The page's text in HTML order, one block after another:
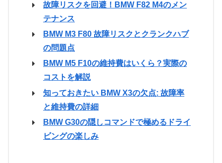
故障リスクを回避！BMW F82 M4のメン
テナンス
BMW M3 F80 故障リスクとクランクハブ
の問題点
BMW M5 F10の維持費はいくら？実際の
コストを解説
知っておきたい BMW X3の欠点: 故障率
と維持費の詳細
BMW G30の隠しコマンドで極めるドライ
ビングの楽しみ